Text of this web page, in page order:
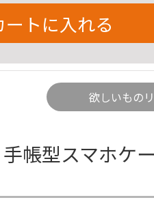
ートに入れる
欲しいもの
帳型スマホケ